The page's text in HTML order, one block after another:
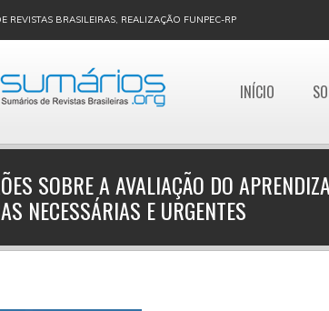
REVISTAS BRASILEIRAS, REALIZAÇÃO FUNPEC-RP
INÍCIO
SOBRE A AVALIAÇÃO DO
NECESSÁRIAS E URGENTES